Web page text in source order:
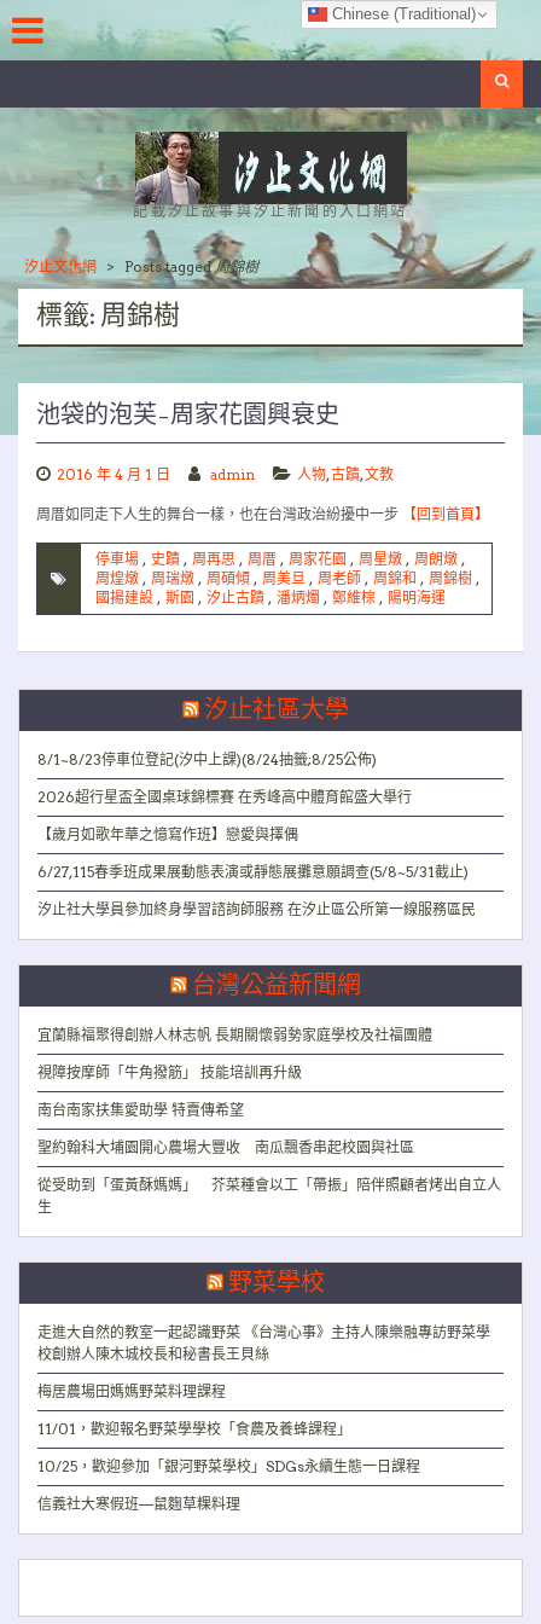
to
content
記載汐止故事與汐止新聞的入口網站
汐止文化網 > Posts tagged周錦樹
標籤: 周錦樹
池袋的泡芙–周家花園興衰史
2016 年 4 月 1 日 admin 人物,古蹟,文教
周厝如同走下人生的舞台一樣，也在台灣政治紛擾中一步 【回到首頁】
停車場 , 史蹟 , 周再思 , 周厝 , 周家花園 , 周星燉 , 周朗燉 ,
周煌燉 , 周瑞燉 , 周碩傾 , 周美旦 , 周老師 , 周錦和 , 周錦樹 ,
國揚建設 , 斯園 , 汐止古蹟 , 潘炳燭 , 鄭維棕 , 陽明海運
汐止社區大學
8/1~8/23停車位登記(汐中上課)(8/24抽籤;8/25公佈)
2026超行星盃全國桌球錦標賽 在秀峰高中體育館盛大舉行
【歲月如歌年華之憶寫作班】戀愛與擇偶
6/27,115春季班成果展動態表演或靜態展攤意願調查(5/8~5/31截止)
汐止社大學員參加終身學習諮詢師服務 在汐止區公所第一線服務區民
台灣公益新聞網
宜蘭縣福聚得創辦人林志帆 長期關懷弱勢家庭學校及社福團體
視障按摩師「牛角撥筋」 技能培訓再升級
南台南家扶集愛助學 特賣傳希望
聖約翰科大埔園開心農場大豐收 南瓜飄香串起校園與社區
從受助到「蛋黃酥媽媽」 芥菜種會以工「帶振」陪伴照顧者烤出自立人
生
野菜學校
走進大自然的教室一起認識野菜 《台灣心事》主持人陳樂融專訪野菜學
校創辦人陳木城校長和秘書長王貝絲
梅居農場田媽媽野菜料理課程
11/01，歡迎報名野菜學學校「食農及養蜂課程」
10/25，歡迎參加「銀河野菜學校」SDGs永續生態一日課程
信義社大寒假班—鼠麴草粿料理
Chinese (Traditional)